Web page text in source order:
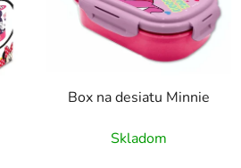
Box na desiatu Minnie
Skladom